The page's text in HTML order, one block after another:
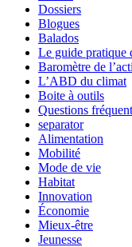
Dossiers
Blogues
Balados
Le guide pratique
Baromètre de
L’ABD du climat
Boite à outils
Questions
separator
Alimentation
Mobilité
Mode de vie
Habitat
Innovation
Économie
Mieux-être
Jeunesse